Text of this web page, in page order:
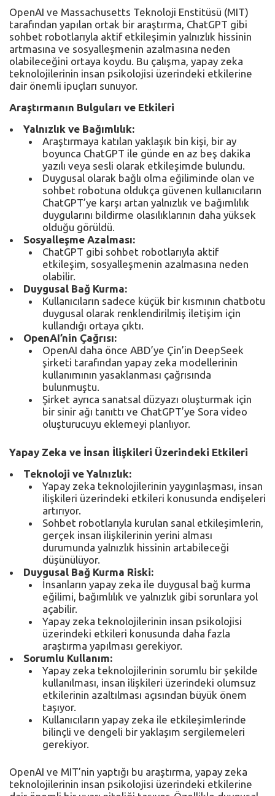
OpenAI ve Massachusetts Teknoloji Enstitüsü (MIT)
tarafından yapılan ortak bir araştırma, ChatGPT gibi
sohbet robotlarıyla aktif etkileşimin yalnızlık hissinin
artmasına ve sosyalleşmenin azalmasına neden
olabileceğini ortaya koydu. Bu çalışma, yapay zeka
teknolojilerinin insan psikolojisi üzerindeki etkilerine
dair önemli ipuçları sunuyor.
Araştırmanın Bulguları ve Etkileri
Yalnızlık ve Bağımlılık:
Araştırmaya katılan yaklaşık bin kişi, bir ay
boyunca ChatGPT ile günde en az beş dakika
yazılı veya sesli olarak etkileşimde bulundu.
Duygusal olarak bağlı olma eğiliminde olan ve
sohbet robotuna oldukça güvenen kullanıcıların
ChatGPT’ye karşı artan yalnızlık ve bağımlılık
duygularını bildirme olasılıklarının daha yüksek
olduğu görüldü.
Sosyalleşme Azalması:
ChatGPT gibi sohbet robotlarıyla aktif
etkileşim, sosyalleşmenin azalmasına neden
olabilir.
Duygusal Bağ Kurma:
Kullanıcıların sadece küçük bir kısmının chatbotu
duygusal olarak renklendirilmiş iletişim için
kullandığı ortaya çıktı.
OpenAI’nin Çağrısı:
OpenAI daha önce ABD’ye Çin’in DeepSeek
şirketi tarafından yapay zeka modellerinin
kullanımının yasaklanması çağrısında
bulunmuştu.
Şirket ayrıca sanatsal düzyazı oluşturmak için
bir sinir ağı tanıttı ve ChatGPT’ye Sora video
oluşturucuyu eklemeyi planlıyor.
Yapay Zeka ve İnsan İlişkileri Üzerindeki Etkileri
Teknoloji ve Yalnızlık:
Yapay zeka teknolojilerinin yaygınlaşması, insan
ilişkileri üzerindeki etkileri konusunda endişeleri
artırıyor.
Sohbet robotlarıyla kurulan sanal etkileşimlerin,
gerçek insan ilişkilerinin yerini alması
durumunda yalnızlık hissinin artabileceği
düşünülüyor.
Duygusal Bağ Kurma Riski:
İnsanların yapay zeka ile duygusal bağ kurma
eğilimi, bağımlılık ve yalnızlık gibi sorunlara yol
açabilir.
Yapay zeka teknolojilerinin insan psikolojisi
üzerindeki etkileri konusunda daha fazla
araştırma yapılması gerekiyor.
Sorumlu Kullanım:
Yapay zeka teknolojilerinin sorumlu bir şekilde
kullanılması, insan ilişkileri üzerindeki olumsuz
etkilerinin azaltılması açısından büyük önem
taşıyor.
Kullanıcıların yapay zeka ile etkileşimlerinde
bilinçli ve dengeli bir yaklaşım sergilemeleri
gerekiyor.
OpenAI ve MIT’nin yaptığı bu araştırma, yapay zeka
teknolojilerinin insan psikolojisi üzerindeki etkilerine